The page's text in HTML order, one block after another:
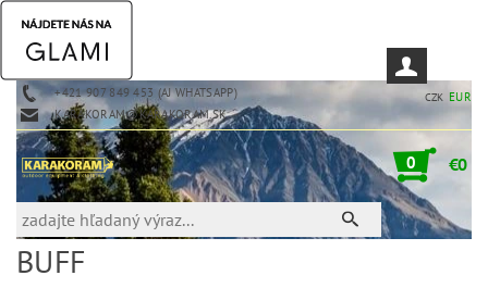
+421 907 849 453 (AJ WHATSAPP)
KARAKORAM@KARAKORAM.SK
CZK EUR
0 €0
BUFF